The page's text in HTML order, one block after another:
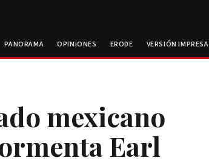
PANORAMA OPINIONES ERODE VERSIÓN IMPRESA
mexicano
Earl